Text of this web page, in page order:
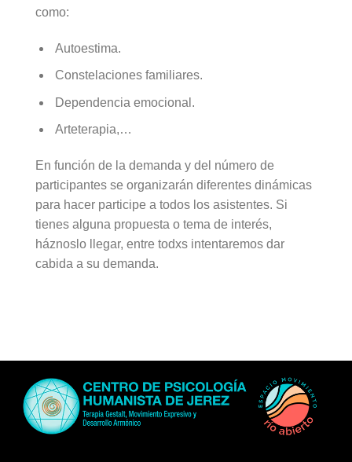
como:
Autoestima.
Constelaciones familiares.
Dependencia emocional.
Arteterapia,…
En función de la demanda y del número de
participantes se organizarán diferentes dinámicas
para hacer participe a todos los asistentes. Si
tienes alguna propuesta o tema de interés,
háznoslo llegar, entre todxs intentaremos dar
cabida a su demanda.